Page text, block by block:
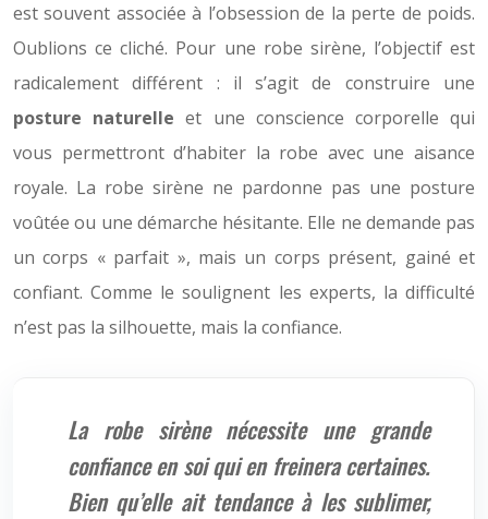
est souvent associée à l’obsession de la perte de poids.
Oublions ce cliché. Pour une robe sirène, l’objectif est
radicalement différent : il s’agit de construire une
posture naturelle et une conscience corporelle qui
vous permettront d’habiter la robe avec une aisance
royale. La robe sirène ne pardonne pas une posture
voûtée ou une démarche hésitante. Elle ne demande pas
un corps « parfait », mais un corps présent, gainé et
confiant. Comme le soulignent les experts, la difficulté
n’est pas la silhouette, mais la confiance.
La robe sirène nécessite une grande
confiance en soi qui en freinera certaines.
Bien qu’elle ait tendance à les sublimer,